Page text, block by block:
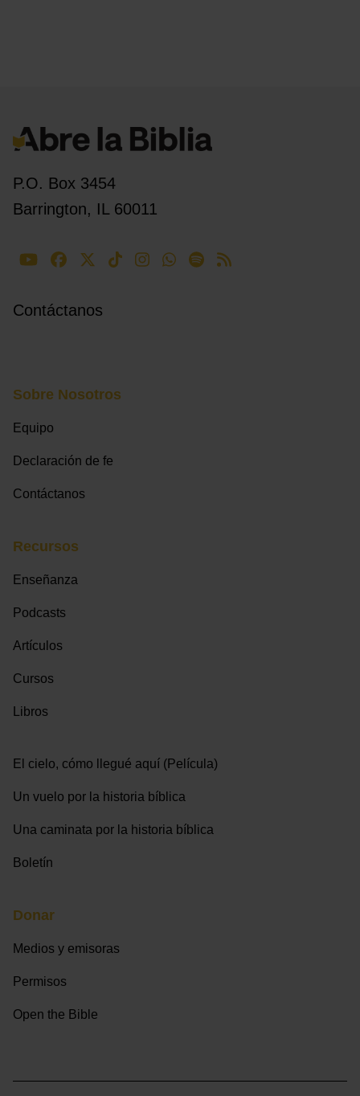
P.O. Box 3454
Barrington, IL 60011
Contáctanos
Sobre Nosotros
Equipo
Declaración de fe
Contáctanos
Recursos
Enseñanza
Podcasts
Artículos
Cursos
Libros
El cielo, cómo llegué aquí (Película)
Un vuelo por la historia bíblica
Una caminata por la historia bíblica
Boletín
Donar
Medios y emisoras
Permisos
Open the Bible